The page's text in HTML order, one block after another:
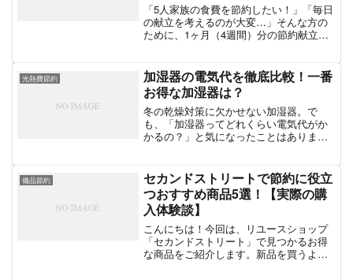
「5人家族の食費を節約したい！」「毎日
の献立を考えるのが大変…」そんな方の
ために、1ヶ月（4週間）分の節約献立＆
ューなので、ぜひ参考にしてください✨
🍽 1ヶ月分（4週間...
光熱費節約
加湿器の電気代を徹底比較！一番
お得な加湿器は？
冬の乾燥対策に欠かせない加湿器。で
も、「加湿器ってどれくらい電気代がか
かるの？」と気になったことはありませ
加湿器の電気代を比較しながら、コスパ
最強のおすすめモデルをご紹...
備品節約
セカンドストリートで節約に役立
つおすすめ商品5選！【実際の購
入体験談】
こんにちは！今回は、リユースショップ
「セカンドストリート」で見つかるお得
な商品をご紹介します。新品を買うより